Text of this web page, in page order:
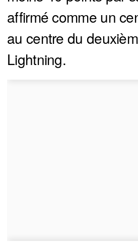
affirmé comme un
au centre du
Lightning.